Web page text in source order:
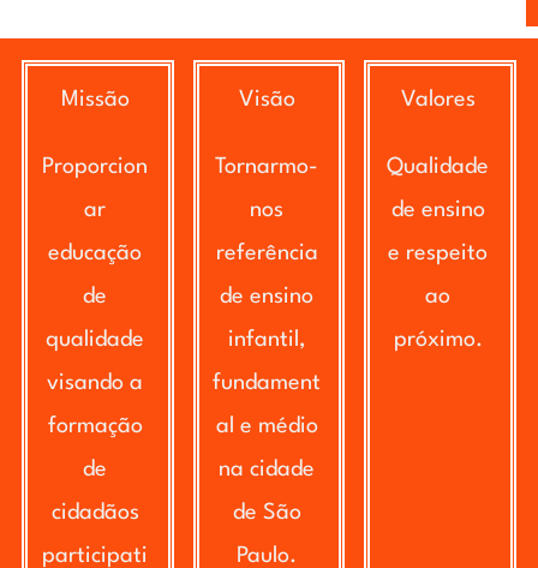
Missão
Proporcion
ar
educação
de
qualidade
visando a
formação
de
cidadãos
participati
Visão
Tornarmo-
nos
referência
de ensino
infantil,
fundament
al e médio
na cidade
de São
Paulo.
Valores
Qualidade
de ensino
e respeito
ao
próximo.